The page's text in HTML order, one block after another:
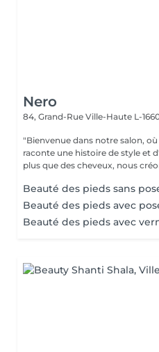
Nero
84, Grand-Rue Ville-Haute L-
"Bienvenue dans notre salon,
raconte une histoire de style et
plus que des cheveux, nous
Beauté des pieds sans
Beauté des pieds avec
Beauté des pieds avec